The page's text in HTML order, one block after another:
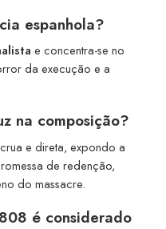
espanhola?
e concentra-se no
da execução e a
na composição?
e direta, expondo a
de redenção,
do massacre.
é considerado